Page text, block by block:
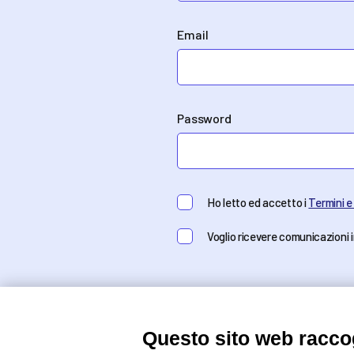
Email
Password
Ho letto ed accetto iTermini
Voglio ricevere comunicazioni
Questo sito web